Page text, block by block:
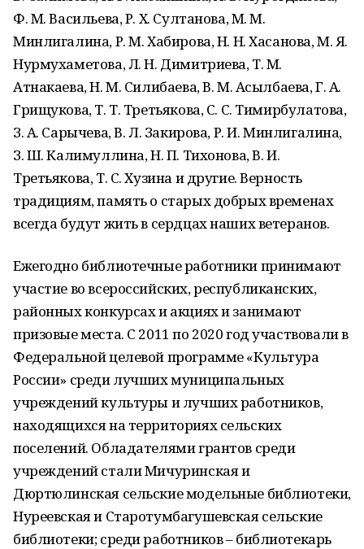
Ф. М. Васильева, Р. Х. Султанова, М. М.
Минлигалина, Р. М. Хабирова, Н. Н. Хасанова, М. Я.
Нурмухаметова, Л. Н. Димитриева, Т. М.
Атнакаева, Н. М. Силибаева, В. М. Асылбаева, Г. А.
Грищукова, Т. Т. Третьякова, С. С. Тимирбулатова,
З. А. Сарычева, В. Л. Закирова, Р. И. Минлигалина,
З. Ш. Калимуллина, Н. П. Тихонова, В. И.
Третьякова, Т. С. Хузина и другие. Верность
традициям, память о старых добрых временах
всегда будут жить в сердцах наших ветеранов.
Ежегодно библиотечные работники принимают
участие во всероссийских, республиканских,
районных конкурсах и акциях и занимают
призовые места. С 2011 по 2020 год участвовали в
Федеральной целевой программе «Культура
России» среди лучших муниципальных
учреждений культуры и лучших работников,
находящихся на территориях сельских
поселений. Обладателями грантов среди
учреждений стали Мичуринская и
Дюртюлинская сельские модельные библиотеки,
Нуреевская и Старотумбагушевская сельские
библиотеки; среди работников – библиотекарь